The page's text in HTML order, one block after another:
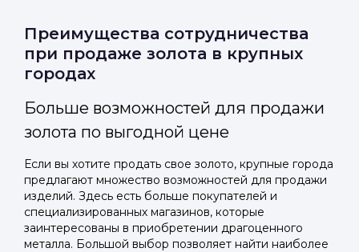
Преимущества сотрудничества
при продаже золота в крупных
городах
Больше возможностей для продажи
золота по выгодной цене
Если вы хотите продать свое золото, крупные города
предлагают множество возможностей для продажи
изделий. Здесь есть больше покупателей и
специализированных магазинов, которые
заинтересованы в приобретении драгоценного
металла. Большой выбор позволяет найти наиболее